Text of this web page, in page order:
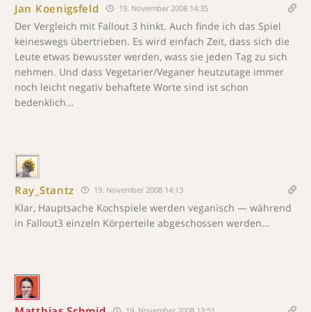
Jan Koenigsfeld 19. November 2008 14:35
Der Vergleich mit Fallout 3 hinkt. Auch finde ich das Spiel
keineswegs übertrieben. Es wird einfach Zeit, dass sich die
Leute etwas bewusster werden, wass sie jeden Tag zu sich
nehmen. Und dass Vegetarier/Veganer heutzutage immer
noch leicht negativ behaftete Worte sind ist schon
bedenklich…
Ray_Stantz 19. November 2008 14:13
Klar, Hauptsache Kochspiele werden veganisch — während
in Fallout3 einzeln Körperteile abgeschossen werden…